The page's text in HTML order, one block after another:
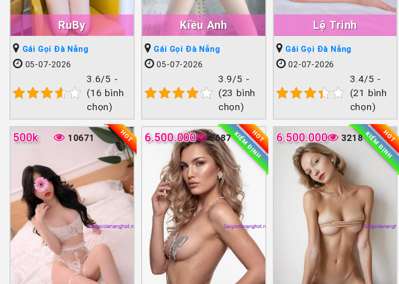
RuBy
Gái Gọi Đà Nẵng
05-07-2026
3.6/5 -
(16 bình
chọn)
Kiều Anh
Gái Gọi Đà Nẵng
05-07-2026
3.9/5 -
(23 bình
chọn)
Lệ Trinh
Gái Gọi Đà Nẵng
02-07-2026
3.4/5 -
(21 bình
chọn)
500k 10671 HOT 6.500.000 2687 HOT
KIỂM ĐỊNH 6.500.000 3218 HOT
KIỂM ĐỊNH